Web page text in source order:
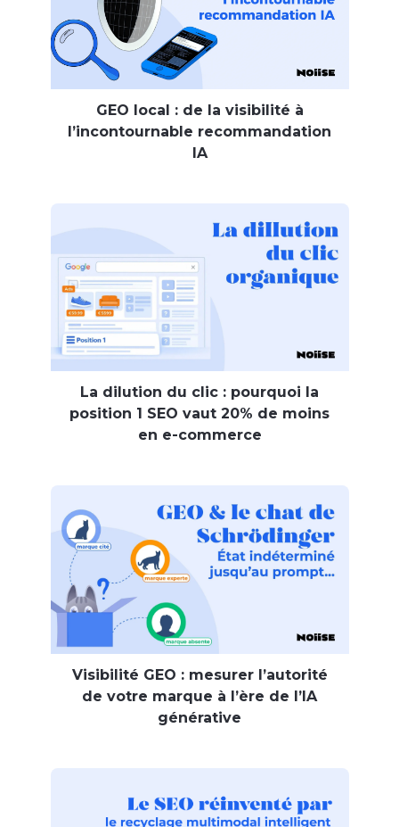
GEO local : de la visibilité à
l’incontournable recommandation
IA
La dilution du clic : pourquoi la
position 1 SEO vaut 20% de moins
en e-commerce
Visibilité GEO : mesurer l’autorité
de votre marque à l’ère de l’IA
générative